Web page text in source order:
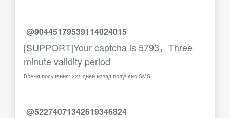
@90445179539114024015
[SUPPORT]Your captcha is 5793，Three
minute validity period
Время получения: 221 дней назад получено SMS
@52274071342619346824